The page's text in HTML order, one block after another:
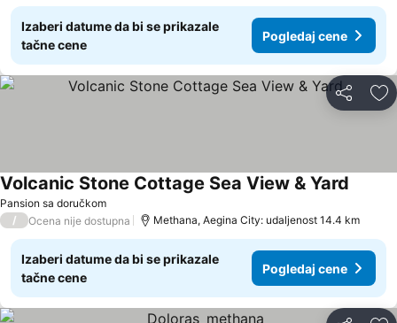
Izaberi datume da bi se prikazale
tačne cene
Pogledaj cene
Deli
Pansion sa doručkom
Volcanic Stone Cottage Sea View & Yard
/ Ocena nije dostupna Methana, Aegina City: udaljenost 14.4 km
Izaberi datume da bi se prikazale
tačne cene
Pogledaj cene